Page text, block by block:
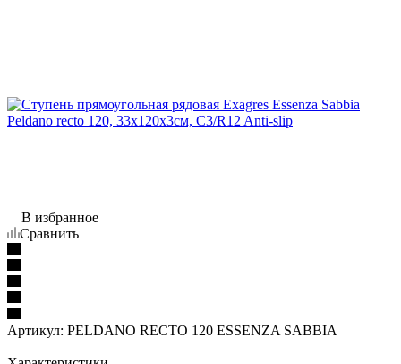
В избранное
Сравнить
Артикул: PELDANO RECTO 120 ESSENZA SABBIA